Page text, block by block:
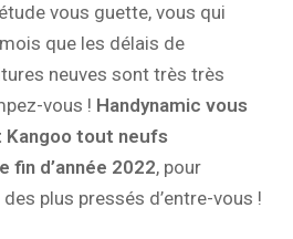
vous guette, vous qui
que les délais de
neuves sont très très
vous ! Handynamic vous
Kangoo tout neufs
d’année 2022, pour
plus pressés d’entre-vous !